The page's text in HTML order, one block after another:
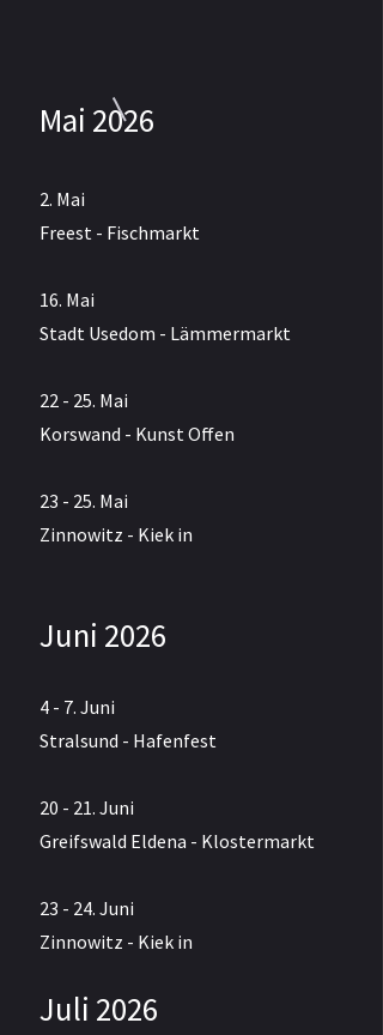
Mai 2026
2. Mai
Freest - Fischmarkt
16. Mai
Stadt Usedom - Lämmermarkt
22 - 25. Mai
Korswand - Kunst Offen
23 - 25. Mai
Zinnowitz - Kiek in
Juni 2026
4 - 7. Juni
Stralsund - Hafenfest
20 - 21. Juni
Greifswald Eldena - Klostermarkt
23 - 24. Juni
Zinnowitz - Kiek in
Juli 2026